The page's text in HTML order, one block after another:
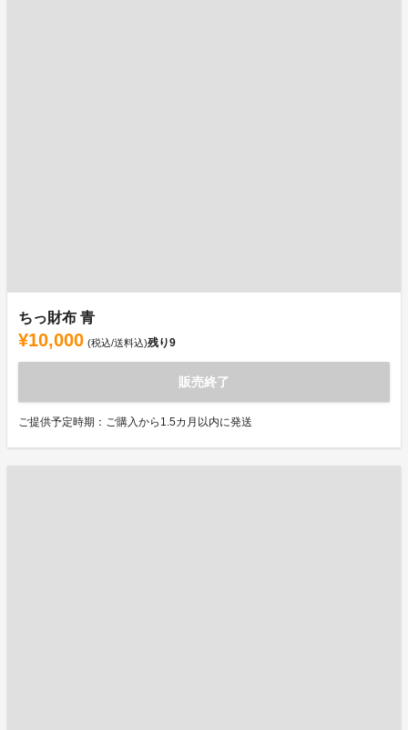
ちっ財布 青
¥10,000 (税込/送料込)残り9
販売終了
ご提供予定時期：ご購入から1.5カ月以内に発送